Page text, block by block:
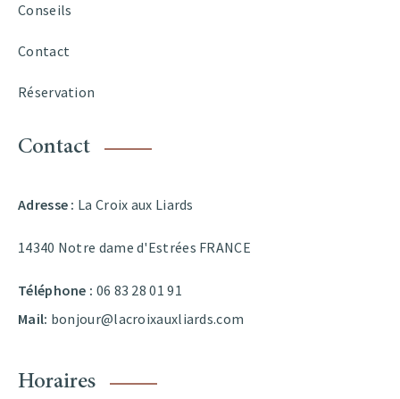
Conseils
Contact
Réservation
Contact
Adresse : La Croix aux Liards
14340 Notre dame d'Estrées FRANCE
Téléphone : 06 83 28 01 91
Mail: bonjour@lacroixauxliards.com
Horaires